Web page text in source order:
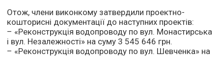
Отож, члени виконкому затвердили проектно-
кошторисні документації до наступних проектів:
– «Реконструкція водопроводу по вул. Монастирська
і вул. Незалежності» на суму 3 545 646 грн.
– «Реконструкція водопроводу по вул. Шевченка» на